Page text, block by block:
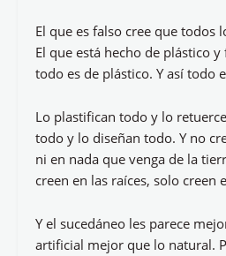
El que es falso cree que todos
El que está hecho de plástico
todo es de plástico. Y así todo
Lo plastifican todo y lo
todo y lo diseñan todo. Y no
ni en nada que venga de la
creen en las raíces, solo creen
Y el sucedáneo les parece
artificial mejor que lo natural.